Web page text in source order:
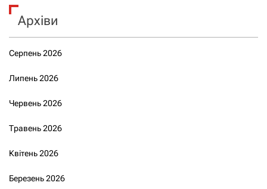
Архіви
Серпень 2026
Липень 2026
Червень 2026
Травень 2026
Квітень 2026
Березень 2026